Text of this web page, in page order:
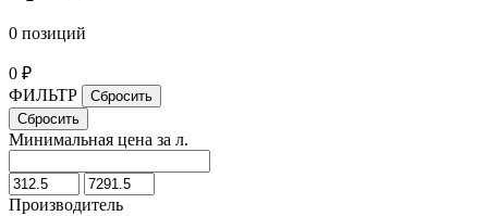
0 позиций
0 ₽
ФИЛЬТР
Минимальная цена за л.
Производитель